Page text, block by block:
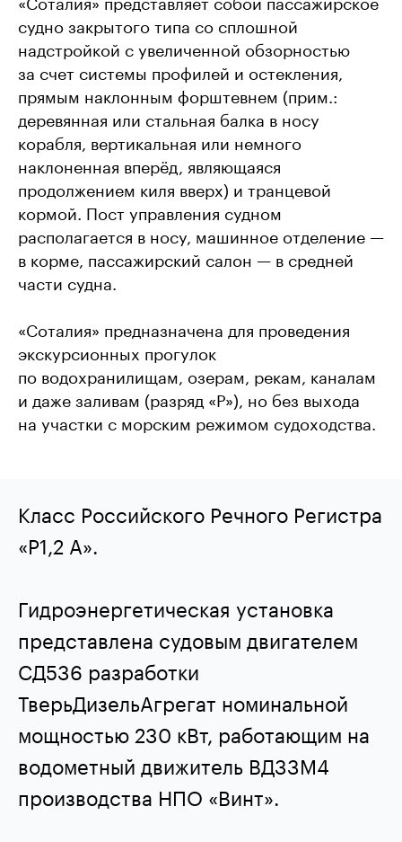
судно закрытого типа со сплошной
надстройкой с увеличенной обзорностью
за счет системы профилей и остекления,
прямым наклонным форштевнем (прим.:
деревянная или стальная балка в носу
корабля, вертикальная или немного
наклоненная вперёд, являющаяся
продолжением киля вверх) и транцевой
кормой. Пост управления судном
располагается в носу, машинное отделение —
в корме, пассажирский салон — в средней
части судна.
«Соталия» предназначена для проведения
экскурсионных прогулок
по водохранилищам, озерам, рекам, каналам
и даже заливам (разряд «Р»), но без выхода
на участки с морским режимом судоходства.
Класс Российского Речного Регистра
«Р1,2 А».
Гидроэнергетическая установка
представлена судовым двигателем
СД536 разработки
ТверьДизельАгрегат номинальной
мощностью 230 кВт, работающим на
водометный движитель ВД33М4
производства НПО «Винт».